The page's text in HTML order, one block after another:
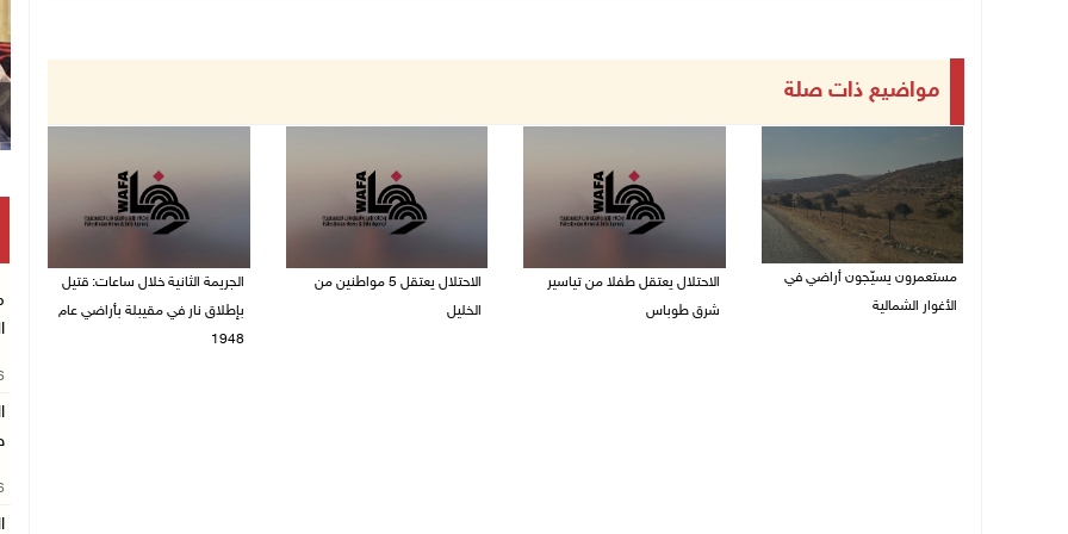
مواضيع ذات صلة
مستعمرون يسيّجون أراضي في
الأغوار الشمالية
الاحتلال يعتقل طفلا من تياسير
شرق طوباس
الاحتلال يعتقل 5 مواطنين من
الخليل
الجريمة الثانية خلال ساعات: قتيل
بإطلاق نار في مقيبلة بأراضي عام
1948